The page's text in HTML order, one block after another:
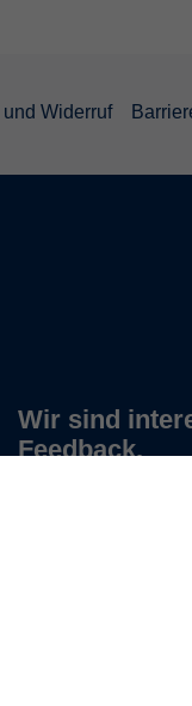
Widerruf
Wir sind
Feedback.